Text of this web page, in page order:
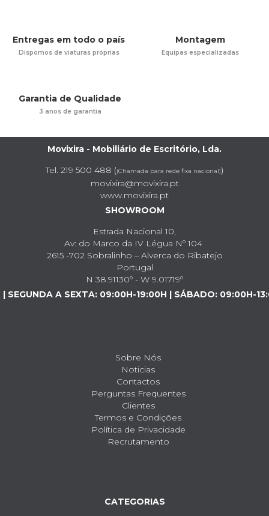
Entregas em todo o país
Dispomos de viaturas próprias
Montagem
Equipas especializadas
Garantia de Qualidade
3 anos de garantia
Movixira - Mobiliário de Escritório, Lda.
Tel. 219 500 488 ((Chamada para rede fixa nacional))
movixira@movixira.pt
www.movixira.pt
SHOWROOM
Estrada Nacional 10,
Av: do Marco da IV Légua Nº 104
2615 -702 Sobralinho – Alverca do Ribatejo
Portugal
N 38.91130º - W 9.01719º
| SEGUNDA A SEXTA: 09:00H-19:00H | SÁBADO: 09:00H-
Sobre Nós
Noticias
Contactos
Perguntas Frequentes
Clientes
Termos e Condições
Política de Privacidade
Recrutamento
CATEGORIAS